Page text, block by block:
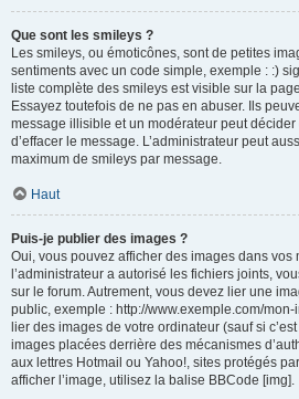
Que sont les smileys ?
Les smileys, ou émoticônes, sont de petites
sentiments avec un code simple, exemple : :)
liste complète des smileys est visible sur la
Essayez toutefois de ne pas en abuser. Ils
message illisible et un modérateur peut
d’effacer le message. L’administrateur peut
maximum de smileys par message.
Haut
Puis-je publier des images ?
Oui, vous pouvez afficher des images dans vos
l’administrateur a autorisé les fichiers joints,
sur le forum. Autrement, vous devez lier une
public, exemple : http://www.exemple.com/
lier des images de votre ordinateur (sauf si
images placées derrière des mécanismes
aux lettres Hotmail ou Yahoo!, sites protégés
afficher l’image, utilisez la balise BBCode [img].